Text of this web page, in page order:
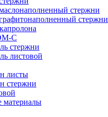
стержни
стержни
С
стержни
листовой
листы
стержни
материалы